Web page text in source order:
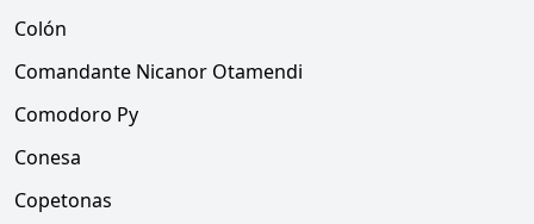
Colón
Comandante Nicanor Otamendi
Comodoro Py
Conesa
Copetonas